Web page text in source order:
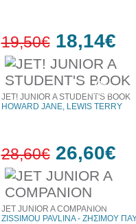
7%
έκπτωση
19,50€ 18,14€
έκπτωση
JET! JUNIOR A STUDENT'S BOOK
HOWARD JANE, LEWIS TERRY
28,60€ 26,60€
JET JUNIOR A COMPANION
ZISSIMOU PAVLINA - ΖΗΣΙΜΟΥ